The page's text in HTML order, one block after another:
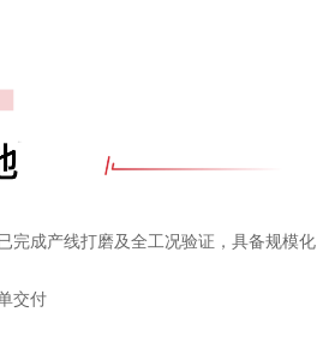
完成产线打磨及全工况验证，具备规模化
交付